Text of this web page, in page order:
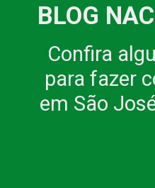
BLOG
Confira
para fazer
em São